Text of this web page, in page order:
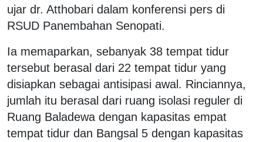
ujar dr. Atthobari dalam konferensi pers di
RSUD Panembahan Senopati.
Ia memaparkan, sebanyak 38 tempat tidur
tersebut berasal dari 22 tempat tidur yang
disiapkan sebagai antisipasi awal. Rinciannya,
jumlah itu berasal dari ruang isolasi reguler di
Ruang Baladewa dengan kapasitas empat
tempat tidur dan Bangsal 5 dengan kapasitas